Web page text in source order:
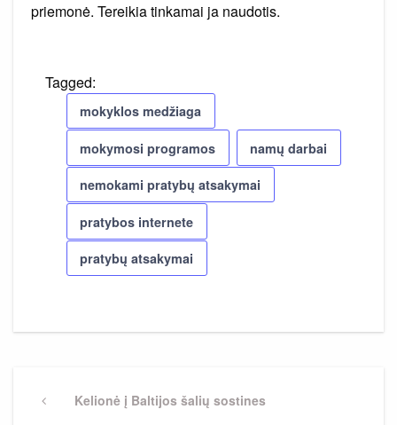
priemonė. Tereikia tinkamai ja naudotis.
Tagged:
mokyklos medžiaga
mokymosi programos namų darbai
nemokami pratybų atsakymai
pratybos internete
pratybų atsakymai
tarpPreviousKelionė į Baltijos šalių sostines